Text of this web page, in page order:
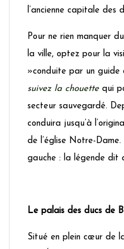
l’ancienne capitale des
Pour ne rien manquer
la ville, optez pour la
»conduite par un guide
suivez la chouettequi
secteur sauvegardé.
conduira jusqu’à
de l’église Notre-
gauche : la légende dit
Le palais des ducs de
Situé en plein cœur de